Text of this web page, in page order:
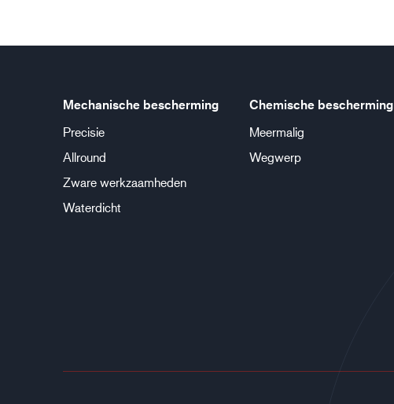
Mechanische bescherming
Precisie
Allround
Zware werkzaamheden
Waterdicht
Chemische bescherming
Meermalig
Wegwerp